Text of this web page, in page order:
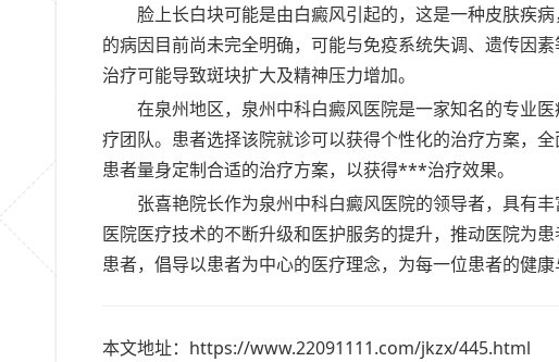
脸上长白块可能是由白癜风引起的，这是一种皮肤疾
的病因目前尚未完全明确，可能与免疫系统失调、遗传因
治疗可能导致斑块扩大及精神压力增加。
在泉州地区，泉州中科白癜风医院是一家知名的专业
疗团队。患者选择该院就诊可以获得个性化的治疗方案，
患者量身定制合适的治疗方案，以获得***治疗效果。
张喜艳院长作为泉州中科白癜风医院的领导者，具有
医院医疗技术的不断升级和医护服务的提升，推动医院为
患者，倡导以患者为中心的医疗理念，为每一位患者的健康
本文地址：https://www.22091111.com/jkzx/445.html